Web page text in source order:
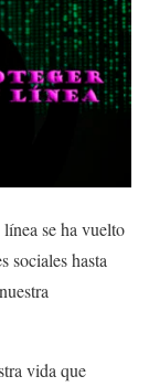
se ha vuelto
sociales hasta
vida que